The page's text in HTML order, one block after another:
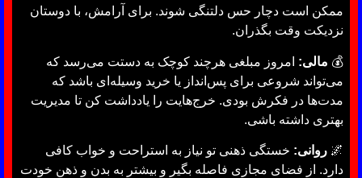
ممکن است دچار حس دلتنگی شوند. برای آرامش، با دوستان
نزدیکت وقت بگذران.
💰 مالی: امروز مبلغی هرچند کوچک به دستت می‌رسد که
می‌تواند شروعی برای پس‌انداز یا خرید وسیله‌ای باشد که
مدت‌ها در فکرش بودی. خرج‌هایت را یادداشت کن تا مدیریت
بهتری داشته باشی.
🌌 روانی: خستگی ذهنی تو نیاز به استراحت و خواب کافی
دارد. از فضای مجازی فاصله بگیر و بیشتر به بدن و ذهن خودت